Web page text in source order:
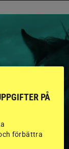
I
MED
PÅ
förbättra